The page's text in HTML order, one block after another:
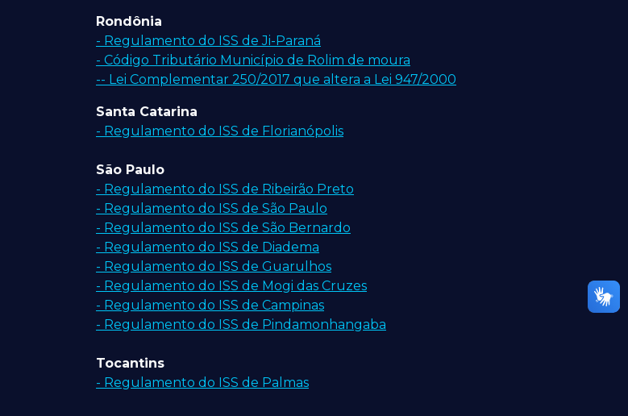
Rondônia
- Regulamento do ISS de Ji-Paraná
- Código Tributário Município de Rolim de moura
-- Lei Complementar 250/2017 que altera a Lei 947/2000
Santa Catarina
- Regulamento do ISS de Florianópolis
São Paulo
- Regulamento do ISS de Ribeirão Preto
- Regulamento do ISS de São Paulo
- Regulamento do ISS de São Bernardo
- Regulamento do ISS de Diadema
- Regulamento do ISS de Guarulhos
- Regulamento do ISS de Mogi das Cruzes
- Regulamento do ISS de Campinas
- Regulamento do ISS de Pindamonhangaba
Tocantins
- Regulamento do ISS de Palmas